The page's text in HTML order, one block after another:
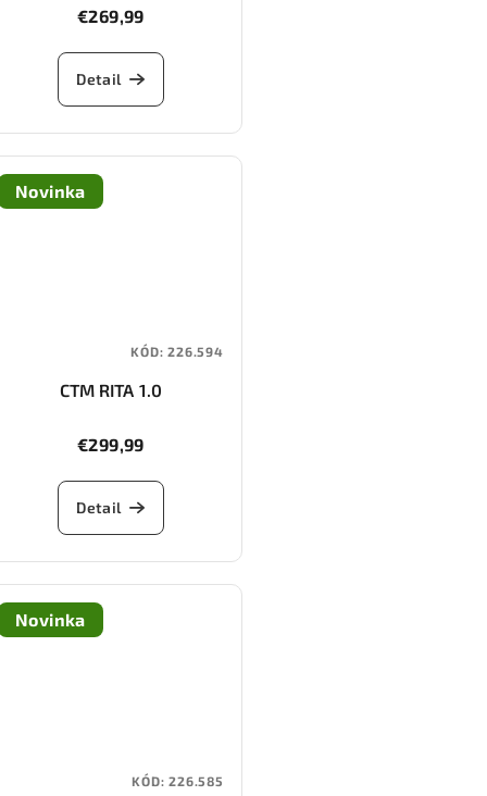
€269,99
Detail
Novinka
CTM RITA 1.0
€299,99
Detail
KÓD:226.594
Novinka
KÓD:226.585